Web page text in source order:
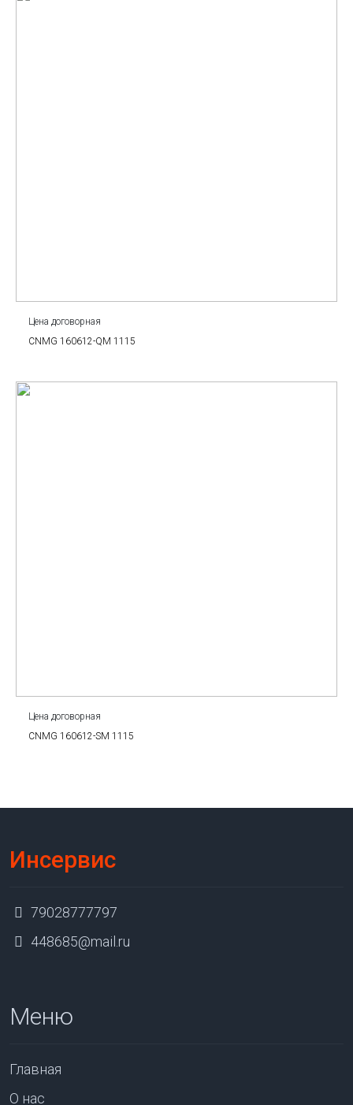
Цена договорная
CNMG 160612-QM 1115
Цена договорная
CNMG 160612-SM 1115
Инсервис
79028777797
448685@mail.ru
Меню
Главная
О нас